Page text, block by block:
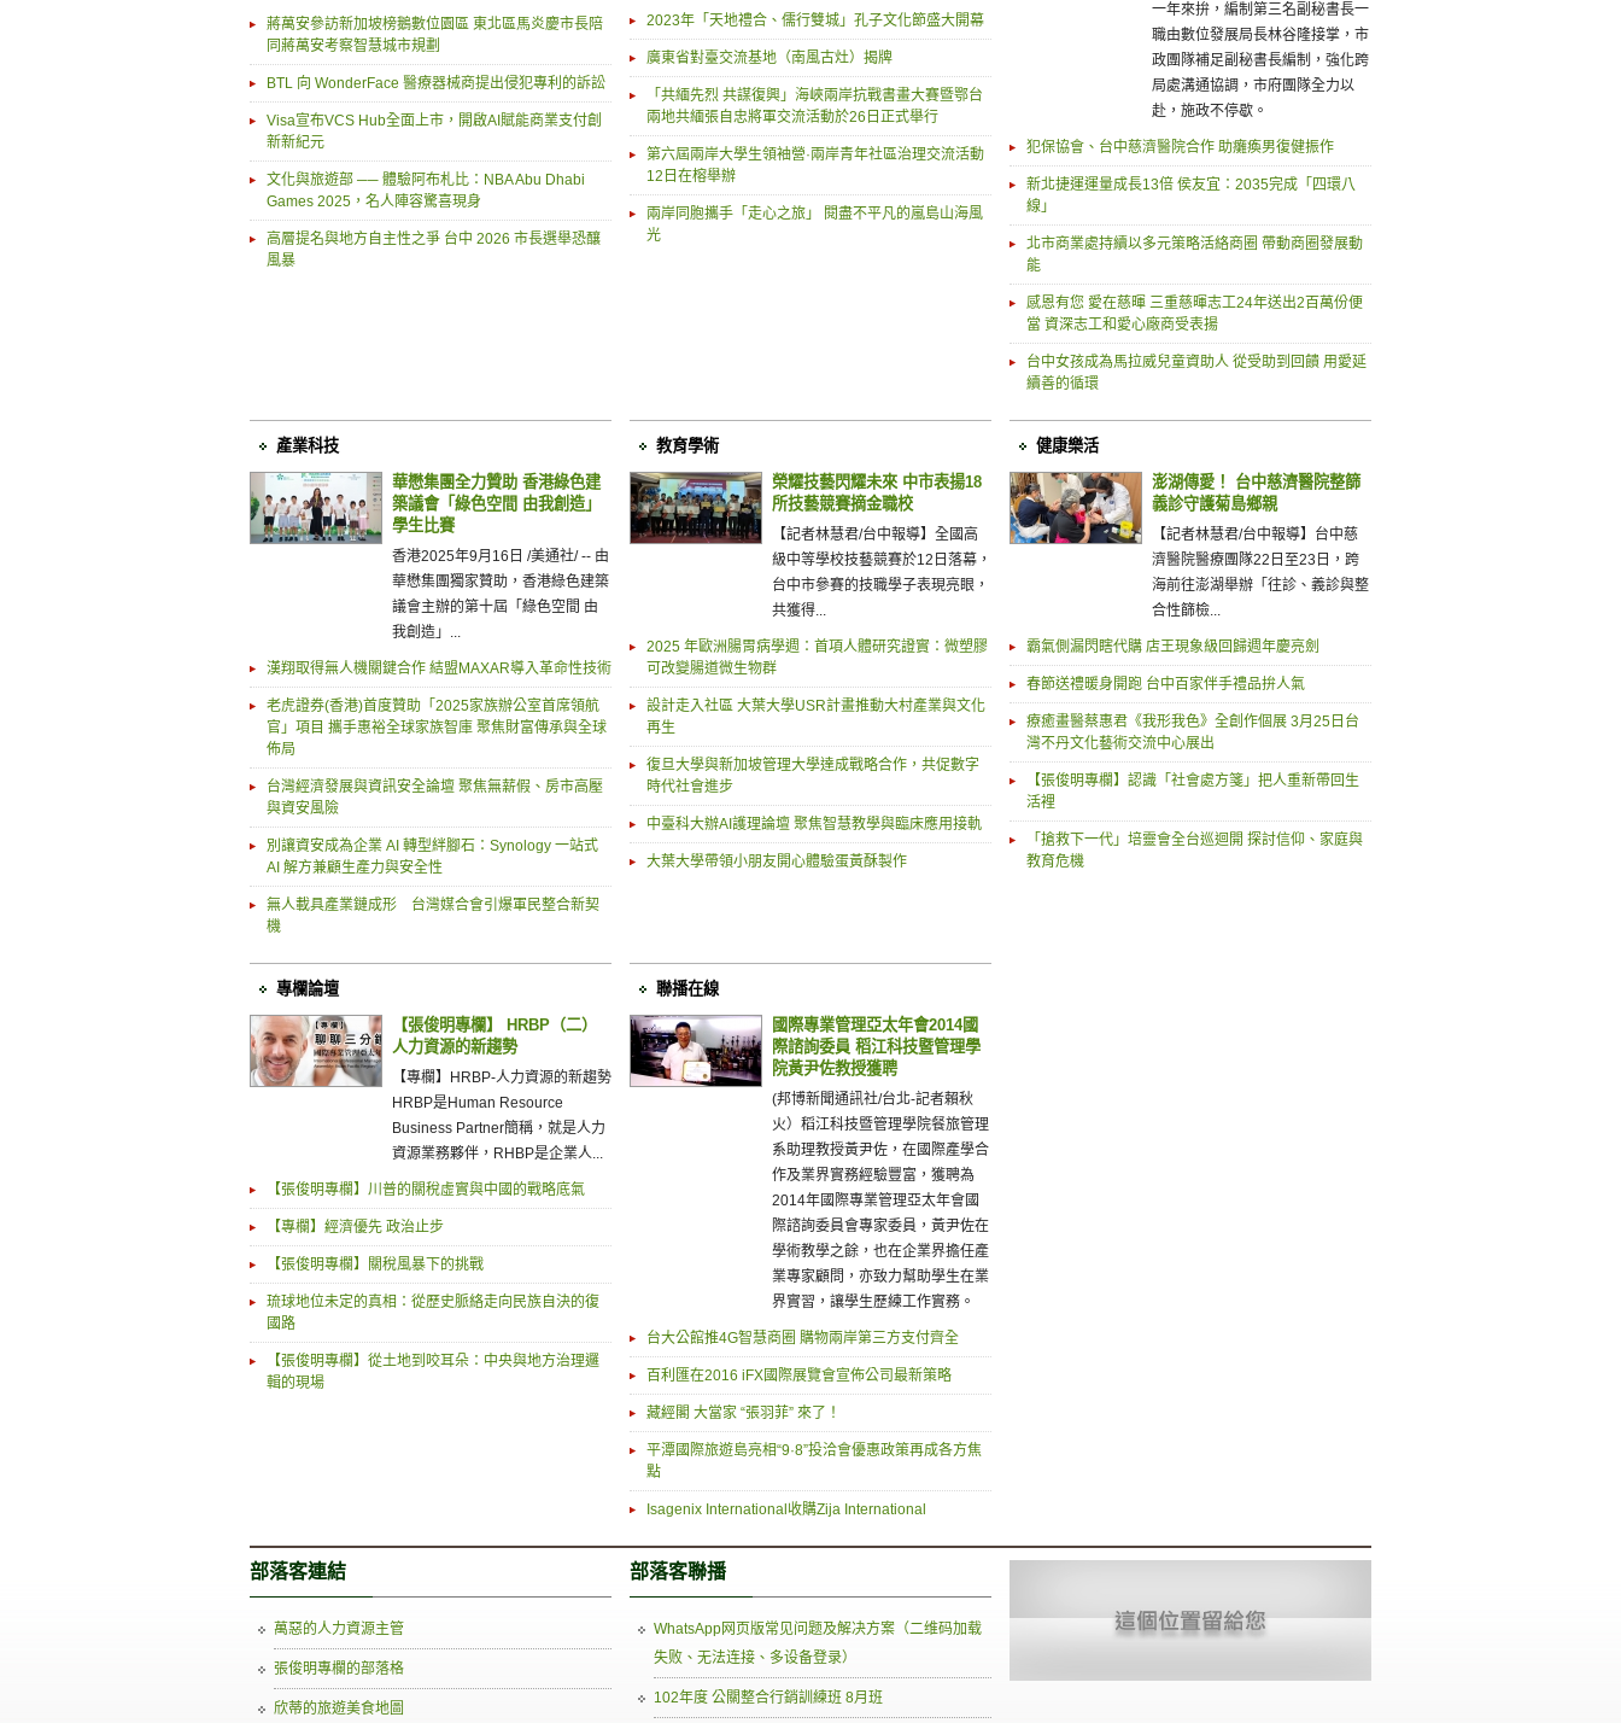
蔣萬安參訪新加坡榜鵝數位園區 東北區馬炎慶市長陪
同蔣萬安考察智慧城市規劃
BTL 向 WonderFace 醫療器械商提出侵犯專利的訴訟
Visa宣布VCS Hub全面上市，開啟AI賦能商業支付創
新新紀元
文化與旅遊部 ── 體驗阿布札比：NBA Abu Dhabi
Games 2025，名人陣容驚喜現身
高層提名與地方自主性之爭 台中 2026 市長選舉恐釀
風暴
2023年「天地禮合、儒行雙城」孔子文化節盛大開幕
廣東省對臺交流基地（南風古灶）揭牌
「共緬先烈 共謀復興」海峽兩岸抗戰書畫大賽暨鄂台
兩地共緬張自忠將軍交流活動於26日正式舉行
第六屆兩岸大學生領袖營·兩岸青年社區治理交流活動
12日在榕舉辦
兩岸同胞攜手「走心之旅」 閱盡不平凡的嵐島山海風
光
一年來拚，編制第三名副秘書長一
職由數位發展局長林谷隆接掌，市
政團隊補足副秘書長編制，強化跨
局處溝通協調，市府團隊全力以
赴，施政不停歇。
犯保協會、台中慈濟醫院合作 助癱瘓男復健振作
新北捷運運量成長13倍 侯友宜：2035完成「四環八
線」
北市商業處持續以多元策略活絡商圈 帶動商圈發展動
能
感恩有您 愛在慈暉 三重慈暉志工24年送出2百萬份便
當 資深志工和愛心廠商受表揚
台中女孩成為馬拉威兒童資助人 從受助到回饋 用愛延
續善的循環
產業科技
華懋集團全力贊助 香港綠色建
築議會「綠色空間 由我創造」
學生比賽
香港2025年9月16日 /美通社/ -- 由
華懋集團獨家贊助，香港綠色建築
議會主辦的第十屆「綠色空間 由
我創造」...
漢翔取得無人機關鍵合作 結盟MAXAR導入革命性技術
老虎證券(香港)首度贊助「2025家族辦公室首席領航
官」項目 攜手惠裕全球家族智庫 聚焦財富傳承與全球
佈局
台灣經濟發展與資訊安全論壇 聚焦無薪假、房市高壓
與資安風險
別讓資安成為企業 AI 轉型絆腳石：Synology 一站式
AI 解方兼顧生產力與安全性
無人載具產業鏈成形 台灣媒合會引爆軍民整合新契
機
教育學術
榮耀技藝閃耀未來 中市表揚18
所技藝競賽摘金職校
【記者林慧君/台中報導】全國高
級中等學校技藝競賽於12日落幕，
台中市參賽的技職學子表現亮眼，
共獲得...
2025 年歐洲腸胃病學週：首項人體研究證實：微塑膠
可改變腸道微生物群
設計走入社區 大葉大學USR計畫推動大村產業與文化
再生
復旦大學與新加坡管理大學達成戰略合作，共促數字
時代社會進步
中臺科大辦AI護理論壇 聚焦智慧教學與臨床應用接軌
大葉大學帶領小朋友開心體驗蛋黃酥製作
健康樂活
澎湖傳愛！ 台中慈濟醫院整篩
義診守護菊島鄉親
【記者林慧君/台中報導】台中慈
濟醫院醫療團隊22日至23日，跨
海前往澎湖舉辦「往診、義診與整
合性篩檢...
霸氣側漏閃瞎代購 店王現象級回歸週年慶亮劍
春節送禮暖身開跑 台中百家伴手禮品拚人氣
療癒畫醫蔡惠君《我形我色》全創作個展 3月25日台
灣不丹文化藝術交流中心展出
【張俊明專欄】認識「社會處方箋」把人重新帶回生
活裡
「搶救下一代」培靈會全台巡迴開 探討信仰、家庭與
教育危機
專欄論壇
【張俊明專欄】 HRBP（二）
人力資源的新趨勢
【專欄】HRBP-人力資源的新趨勢
HRBP是Human Resource
Business Partner簡稱，就是人力
資源業務夥伴，RHBP是企業人...
【張俊明專欄】川普的關稅虛實與中國的戰略底氣
【專欄】經濟優先 政治止步
【張俊明專欄】關稅風暴下的挑戰
琉球地位未定的真相：從歷史脈絡走向民族自決的復
國路
【張俊明專欄】從土地到咬耳朵：中央與地方治理邏
輯的現場
聯播在線
國際專業管理亞太年會2014國
際諮詢委員 稻江科技暨管理學
院黃尹佐教授獲聘
(邦博新聞通訊社/台北-記者賴秋
火）稻江科技暨管理學院餐旅管理
系助理教授黃尹佐，在國際產學合
作及業界實務經驗豐富，獲聘為
2014年國際專業管理亞太年會國
際諮詢委員會專家委員，黃尹佐在
學術教學之餘，也在企業界擔任產
業專家顧問，亦致力幫助學生在業
界實習，讓學生歷練工作實務。
台大公館推4G智慧商圈 購物兩岸第三方支付齊全
百利匯在2016 iFX國際展覽會宣佈公司最新策略
藏經閣 大當家 “張羽菲” 來了！
平潭國際旅遊島亮相“9·8”投洽會優惠政策再成各方焦
點
Isagenix International收購Zija International
部落客連結
萬惡的人力資源主管
張俊明專欄的部落格
欣蒂的旅遊美食地圖
部落客聯播
WhatsApp网页版常见问题及解决方案（二维码加载
失败、无法连接、多设备登录）
102年度 公關整合行銷訓練班 8月班